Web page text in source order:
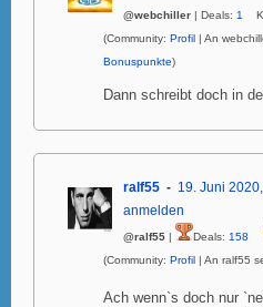
@webchiller | Deals: 1
(Community: Profil | An
Bonuspunkte)
Dann schreibt doch in
ralf55 19. Juni
anmelden
@ralf55 | Deals: 158
(Community: Profil | An ralf55
Ach wenn`s doch nur